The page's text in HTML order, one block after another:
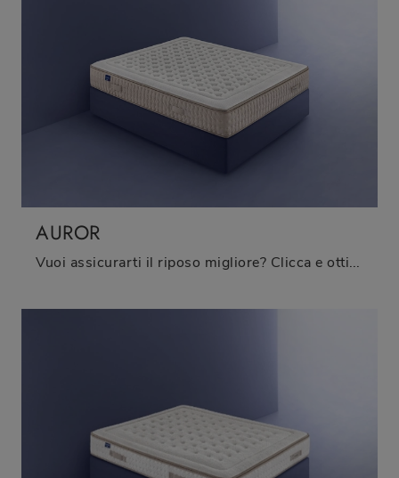
AUROR
Vuoi assicurarti il riposo migliore? Clicca e ottieni informazioni sul materasso Auror tra i modelli a molle insacchettate matrimoniali di Bedding!